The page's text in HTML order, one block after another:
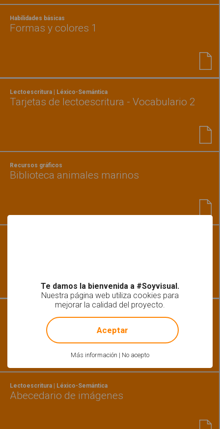
Habilidades básicas
Formas y colores 1
Lectoescritura | Léxico-Semántica
Tarjetas de lectoescritura - Vocabulario 2
Recursos gráficos
Biblioteca animales marinos
¿Cómo está? - Educación emocional
Lectoescritura | Léxico-Semántica
Abecedario de imágenes
Te damos la bienvenida a #Soyvisual.
Nuestra página web utiliza cookies para
mejorar la calidad del proyecto.
Más información | No acepto
! Not valid!
Aceptar